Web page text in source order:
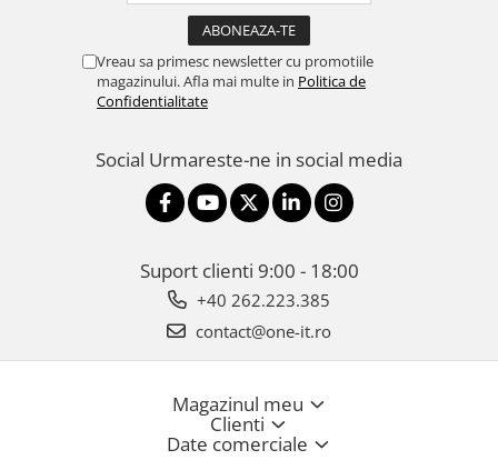
Foto & Video
Cloud si Aplicatii SaaS
Securitate Date
Vreau sa primesc newsletter cu promotiile
magazinului. Afla mai multe in Politica de
Confidentialitate
Social Urmareste-ne in social media
Suport clienti 9:00 - 18:00
+40 262.223.385
contact@one-it.ro
Magazinul meu
Clienti
Date comerciale